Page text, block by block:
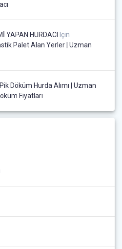
YAPAN HURDACI
Için
Palet Alan Yerler | Uzman
Pik Döküm Hurda Alımı | Uzman
Fiyatları